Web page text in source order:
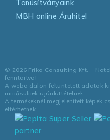
Tanúsítványaink
MBH online Áruhitel
© 2026 Friko Consulting Kft. –
fenntartva!
A weboldalon feltüntetett adatok
minősülnek ajánlattételnek.
A termékeknél megjelenített képek
eltérhetnek.
partner